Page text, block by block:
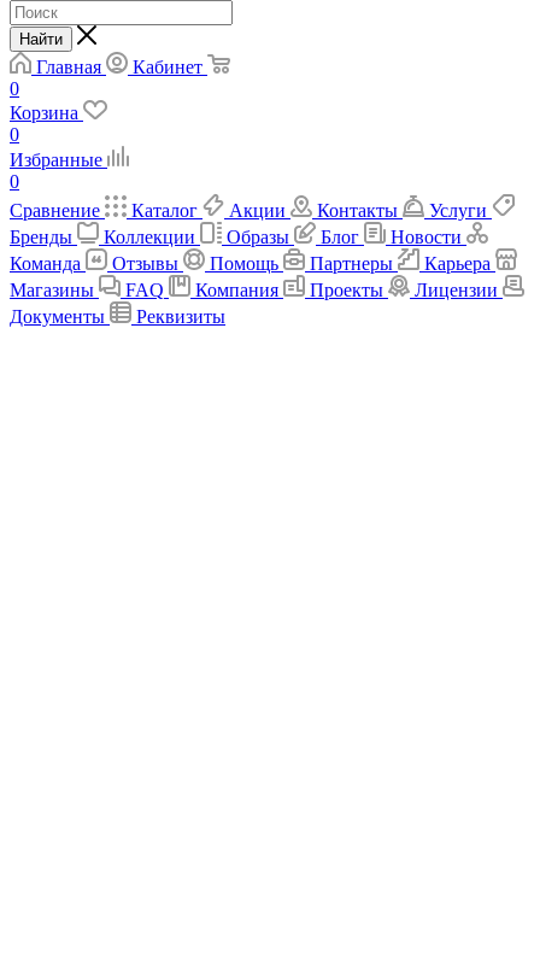
Найти
Главная
Кабинет
0
Корзина
0
Избранные
0
Сравнение
Каталог Акции Контакты
Услуги
Бренды
Коллекции Образы Блог
Новости
Команда
Отзывы Помощь Партнеры
Карьера
Магазины
FAQ Компания Проекты
Лицензии
Документы
Реквизиты